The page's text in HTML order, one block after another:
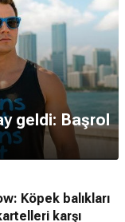
geldi: Başrol
Köpek balıkları
karşı